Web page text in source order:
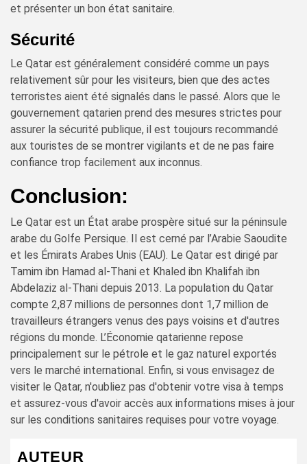
et présenter un bon état sanitaire.
Sécurité
Le Qatar est généralement considéré comme un pays
relativement sûr pour les visiteurs, bien que des actes
terroristes aient été signalés dans le passé. Alors que le
gouvernement qatarien prend des mesures strictes pour
assurer la sécurité publique, il est toujours recommandé
aux touristes de se montrer vigilants et de ne pas faire
confiance trop facilement aux inconnus.
Conclusion:
Le Qatar est un État arabe prospère situé sur la péninsule
arabe du Golfe Persique. Il est cerné par l’Arabie Saoudite
et les Émirats Arabes Unis (EAU). Le Qatar est dirigé par
Tamim ibn Hamad al-Thani et Khaled ibn Khalifah ibn
Abdelaziz al-Thani depuis 2013. La population du Qatar
compte 2,87 millions de personnes dont 1,7 million de
travailleurs étrangers venus des pays voisins et d'autres
régions du monde. L’Économie qatarienne repose
principalement sur le pétrole et le gaz naturel exportés
vers le marché international. Enfin, si vous envisagez de
visiter le Qatar, n'oubliez pas d'obtenir votre visa à temps
et assurez-vous d'avoir accès aux informations mises à jour
sur les conditions sanitaires requises pour votre voyage.
AUTEUR